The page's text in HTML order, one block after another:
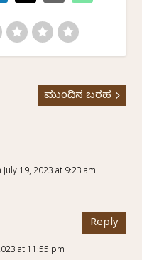
ಮುಂದಿನ ಬರಹ
July 19, 2023 at 9:23 am
Reply
at 11:55 pm